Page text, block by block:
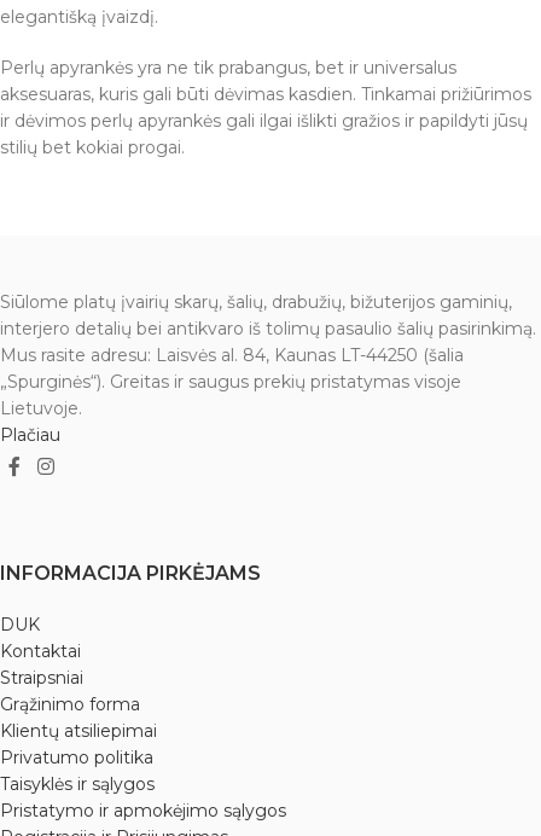
elegantišką įvaizdį.
Perlų apyrankės yra ne tik prabangus, bet ir universalus
aksesuaras, kuris gali būti dėvimas kasdien. Tinkamai prižiūrimos
ir dėvimos perlų apyrankės gali ilgai išlikti gražios ir papildyti jūsų
stilių bet kokiai progai.
Siūlome platų įvairių skarų, šalių, drabužių, bižuterijos gaminių,
interjero detalių bei antikvaro iš tolimų pasaulio šalių pasirinkimą.
Mus rasite adresu: Laisvės al. 84, Kaunas LT-44250 (šalia
„Spurginės“). Greitas ir saugus prekių pristatymas visoje
Lietuvoje.
Plačiau
INFORMACIJA PIRKĖJAMS
DUK
Kontaktai
Straipsniai
Grąžinimo forma
Klientų atsiliepimai
Privatumo politika
Taisyklės ir sąlygos
Pristatymo ir apmokėjimo sąlygos